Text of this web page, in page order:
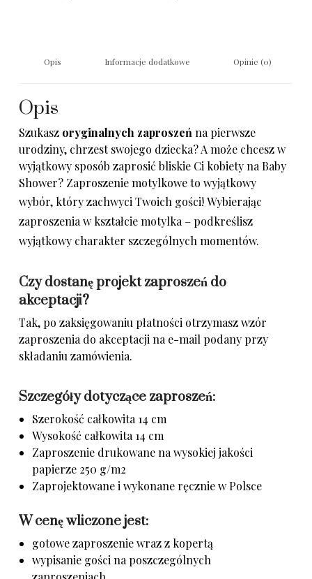
Opis Informacje dodatkowe Opinie (0)
Opis
Szukasz oryginalnych zaproszeń na pierwsze
urodziny, chrzest swojego dziecka? A może chcesz w
wyjątkowy sposób zaprosić bliskie Ci kobiety na Baby
Shower? Zaproszenie motylkowe to wyjątkowy
wybór, który zachwyci Twoich gości!Wybierając
zaproszenia w kształcie motylka – podkreślisz
wyjątkowy charakter szczególnych momentów.
Czy dostanę projekt zaproszeń do
akceptacji?
Tak, po zaksięgowaniu płatności otrzymasz wzór
zaproszenia do akceptacji na e-mail podany przy
składaniu zamówienia.
Szczegóły dotyczące zaproszeń:
Szerokość całkowita 14 cm
Wysokość całkowita 14 cm
Zaproszenie drukowane na wysokiej jakości
papierze 250 g/m2
Zaprojektowane i wykonane ręcznie w Polsce
W cenę wliczone jest:
gotowe zaproszenie wraz z kopertą
wypisanie gości na poszczególnych